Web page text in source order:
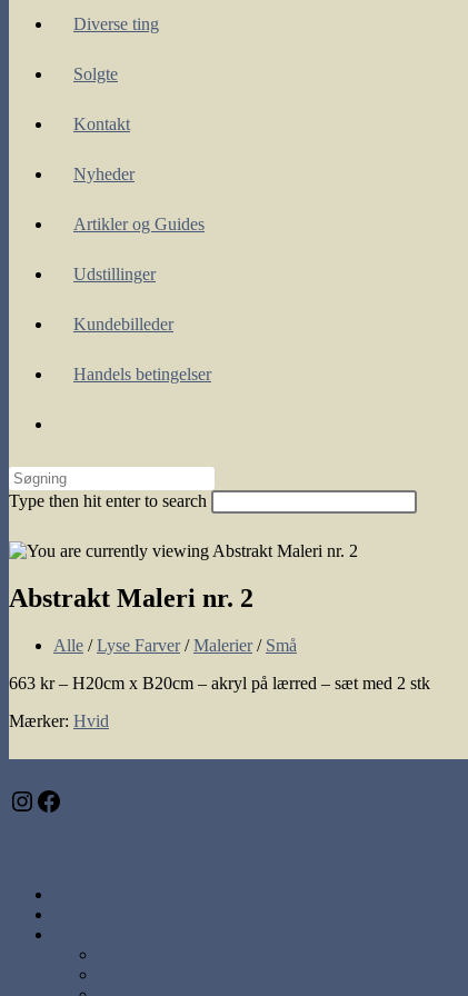
Diverse ting
Solgte
Kontakt
Nyheder
Artikler og Guides
Udstillinger
Kundebilleder
Handels betingelser
website
Type then hit enter to search
Abstrakt Maleri nr. 2
Post
Alle / Lyse Farver / Malerier / Små
663 kr – H20cm x B20cm – akryl på lærred – sæt med 2 stk
Mærker: Hvid
Instagram
Facebook